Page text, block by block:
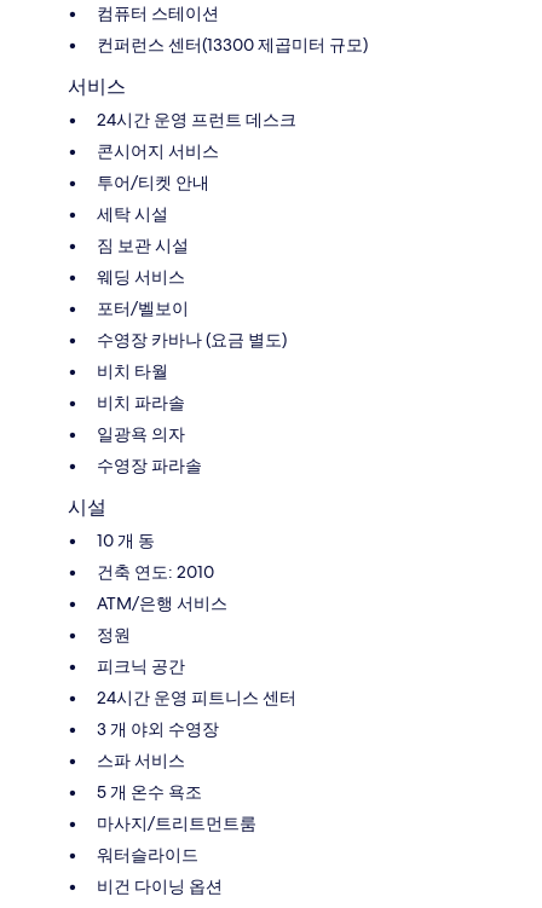
컴퓨터 스테이션
컨퍼런스 센터(13300 제곱미터 규모)
서비스
24시간 운영 프런트 데스크
콘시어지 서비스
투어/티켓 안내
세탁 시설
짐 보관 시설
웨딩 서비스
포터/벨보이
수영장 카바나 (요금 별도)
비치 타월
비치 파라솔
일광욕 의자
수영장 파라솔
시설
10 개 동
건축 연도: 2010
ATM/은행 서비스
정원
피크닉 공간
24시간 운영 피트니스 센터
3 개 야외 수영장
스파 서비스
5 개 온수 욕조
마사지/트리트먼트룸
워터슬라이드
비건 다이닝 옵션